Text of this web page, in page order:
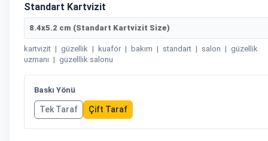
Standart Kartvizit
8.4x5.2 cm (Standart Kartvizit Size)
kartvizit | güzellik | kuaför | bakım | standart | salon | güzellik
uzmanı | güzelllik salonu
Baskı Yönü
Tek Taraf Çift Taraf